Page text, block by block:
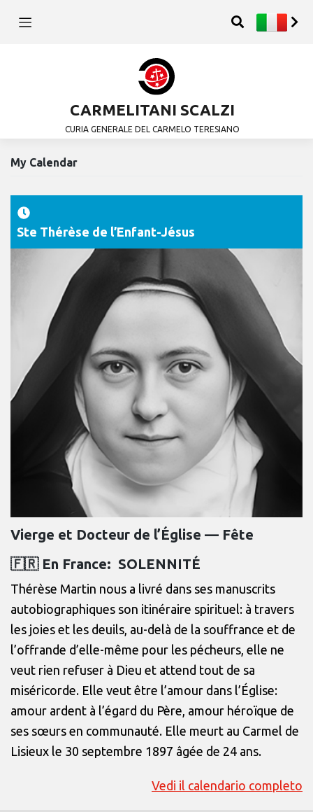
CARMELITANI SCALZI
CURIA GENERALE DEL CARMELO TERESIANO
My Calendar
Ste Thérèse de l’Enfant-Jésus
Vierge et Docteur de l’Église — Fête
🇫🇷 En France: SOLENNITÉ
Thérèse Martin nous a livré dans ses manuscrits
autobiographiques son itinéraire spirituel: à travers
les joies et les deuils, au-delà de la souffrance et de
l’offrande d’elle-même pour les pécheurs, elle ne
veut rien refuser à Dieu et attend tout de sa
miséricorde. Elle veut être l’amour dans l’Église:
amour ardent à l’égard du Père, amour héroïque de
ses sœurs en communauté. Elle meurt au Carmel de
Lisieux le 30 septembre 1897 âgée de 24 ans.
Vedi il calendario completo